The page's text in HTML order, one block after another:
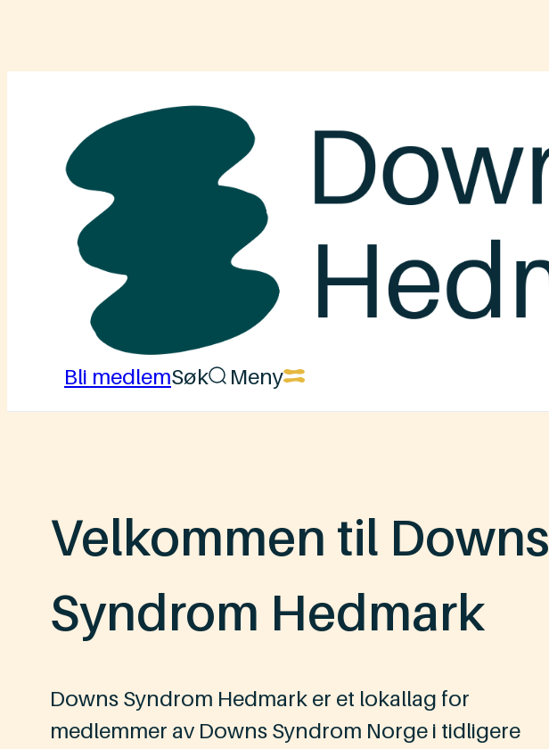
Downs
Syndrom
Hedmark
Bli medlemSøk Meny
Velkommen til Downs
Syndrom Hedmark
Downs Syndrom Hedmark er et lokallag for
medlemmer av Downs Syndrom Norge i tidligere